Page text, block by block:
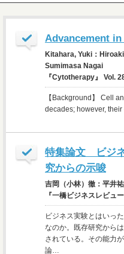
Advancement
Kitahara, Yuki：
Sumimasa Nagai
『Cytotherapy』 Vol.
【Background】 Cell
decades; however,
特集論文 ビジネ
究からの示唆
吉岡（小林）徹：平井
『一橋ビジネスレビュ
ビジネス実験とはいっ
なのか。既存研究から
されている。その能力
論…